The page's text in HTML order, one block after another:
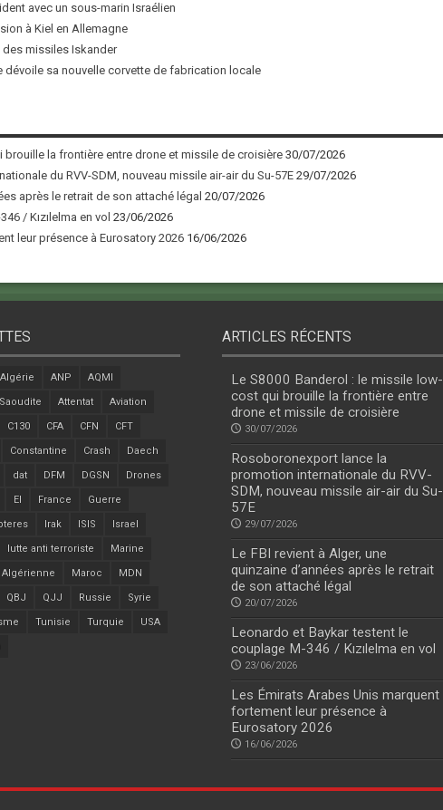
avec un sous-marin Israélien
à Kiel en Allemagne
des missiles Iskander
dévoile sa nouvelle corvette de fabrication locale
la frontière entre drone et missile de croisière 30/07/2026
du RVV-SDM, nouveau missile air-air du Su-57E 29/07/2026
après le retrait de son attaché légal 20/07/2026
/ Kızılelma en vol 23/06/2026
leur présence à Eurosatory 2026 16/06/2026
Algérie ANP AQMI
Attentat Aviation
C130 CFA CFN CFT
Constantine Crash Daech
dat DFM DGSN Drones
EI France Guerre
Irak ISIS Israel
lutte anti terroriste Marine
Algérienne Maroc MDN
QBJ QJJ Russie Syrie
Tunisie Turquie USA
ARTICLES RÉCENTS
Le S8000 Banderol : le missile low-
cost qui brouille la frontière entre
drone et missile de croisière
30/07/2026
Rosoboronexport lance la
promotion internationale du RVV-
SDM, nouveau missile air-air du Su-
57E
29/07/2026
Le FBI revient à Alger, une
quinzaine d’années après le retrait
de son attaché légal
20/07/2026
Leonardo et Baykar testent le
couplage M-346 / Kızılelma en vol
23/06/2026
Les Émirats Arabes Unis marquent
fortement leur présence à
Eurosatory 2026
16/06/2026